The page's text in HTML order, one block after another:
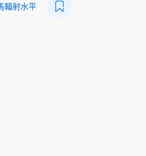
輻射水平